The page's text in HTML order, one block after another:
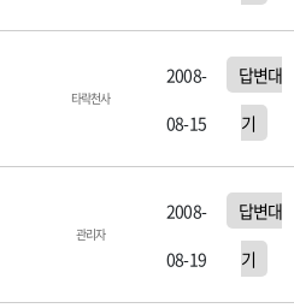
타락천사
2008-
08-15
답변대
기
관리자
2008-
08-19
답변대
기